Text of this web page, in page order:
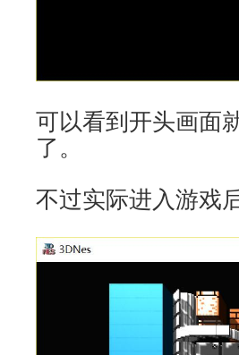
可以看到开头画面
了。
不过实际进入游戏